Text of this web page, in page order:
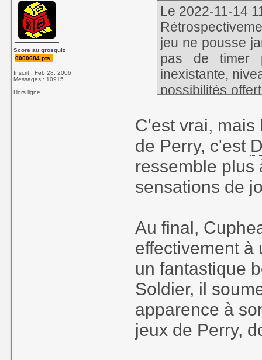
Score au grosquiz
0000684 pts.
Inscrit : Feb 28, 2006
Messages : 10915
Hors ligne
Le 2022-11-14
jeu ne pousse
pas de timer
inexistante,
possibilités
Tandis que la
maximum de
n'enlèverai
ses jeux,
énormément
C'est vrai,
de Perry, c'est
ressemble plus
sensations de
Au final,
effectivement à
un fantastique
Soldier, il
apparence à
jeux de Perry,